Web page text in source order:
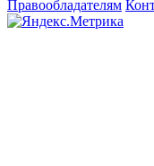
Правообладателям